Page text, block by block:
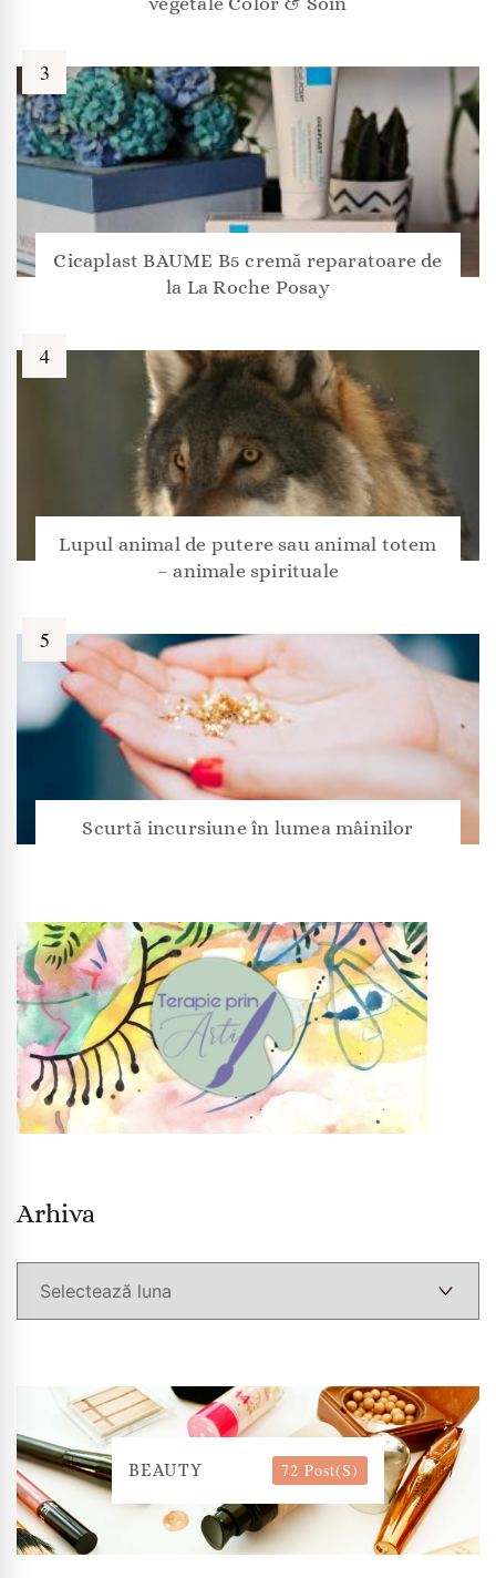
Cicaplast BAUME B5 cremă reparatoare de
la La Roche Posay
Lupul animal de putere sau animal totem
– animale spirituale
Scurtă incursiune în lumea mâinilor
Arhiva
BEAUTY 72 Post(s)